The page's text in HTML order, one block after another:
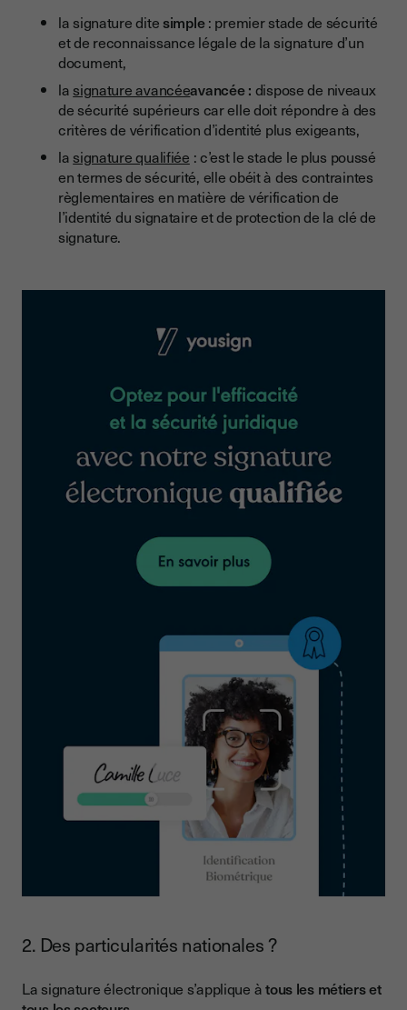
la signature ditesimple: premier stade de sécurité
et de reconnaissance légale de la signature d’un
document,
la signature avancéeavancée : dispose de niveaux
de sécurité supérieurs car elle doit répondre à des
critères de vérification d’identité plus exigeants,
la signature qualifiée : c’est le stade le plus poussé
en termes de sécurité, elle obéit à des contraintes
règlementaires en matière de vérification de
l’identité du signataire et de protection de la clé de
signature.
2. Des particularités nationales ?
La signature électronique s’applique àtous les métiers et